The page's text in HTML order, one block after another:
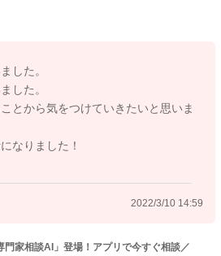
れていないのでしたら、今はまだそ
通に食べていただいて問題ないと思
成長や母体のためにも、基本的には
たバランスの良い食事を1日3回規則
をしっかりと摂りつつ、血糖値を乱
上がる「血糖値スパイク」という現
した。
した。
とから気をつけていきたいと思いま
なりました！
2022/3/10 14:59
門家相談AI」登場！アプリで今すぐ相談／